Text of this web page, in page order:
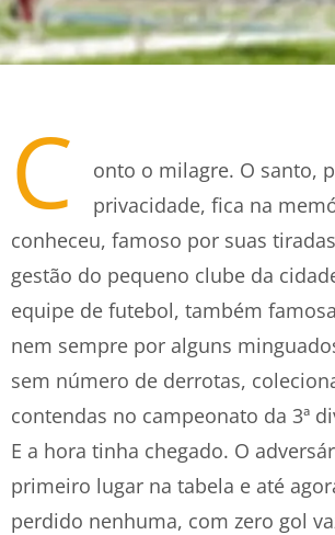
C
onto o milagre. O santo,
privacidade, fica na
conheceu, famoso por suas
gestão do pequeno clube da
equipe de futebol, também
nem sempre por alguns
sem número de derrotas,
contendas no campeonato da 3ª
E a hora tinha chegado. O
primeiro lugar na tabela e até
perdido nenhuma, com zero gol